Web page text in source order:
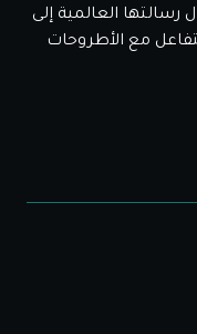
رسالتها العالمية إلى
مع الأطروحات